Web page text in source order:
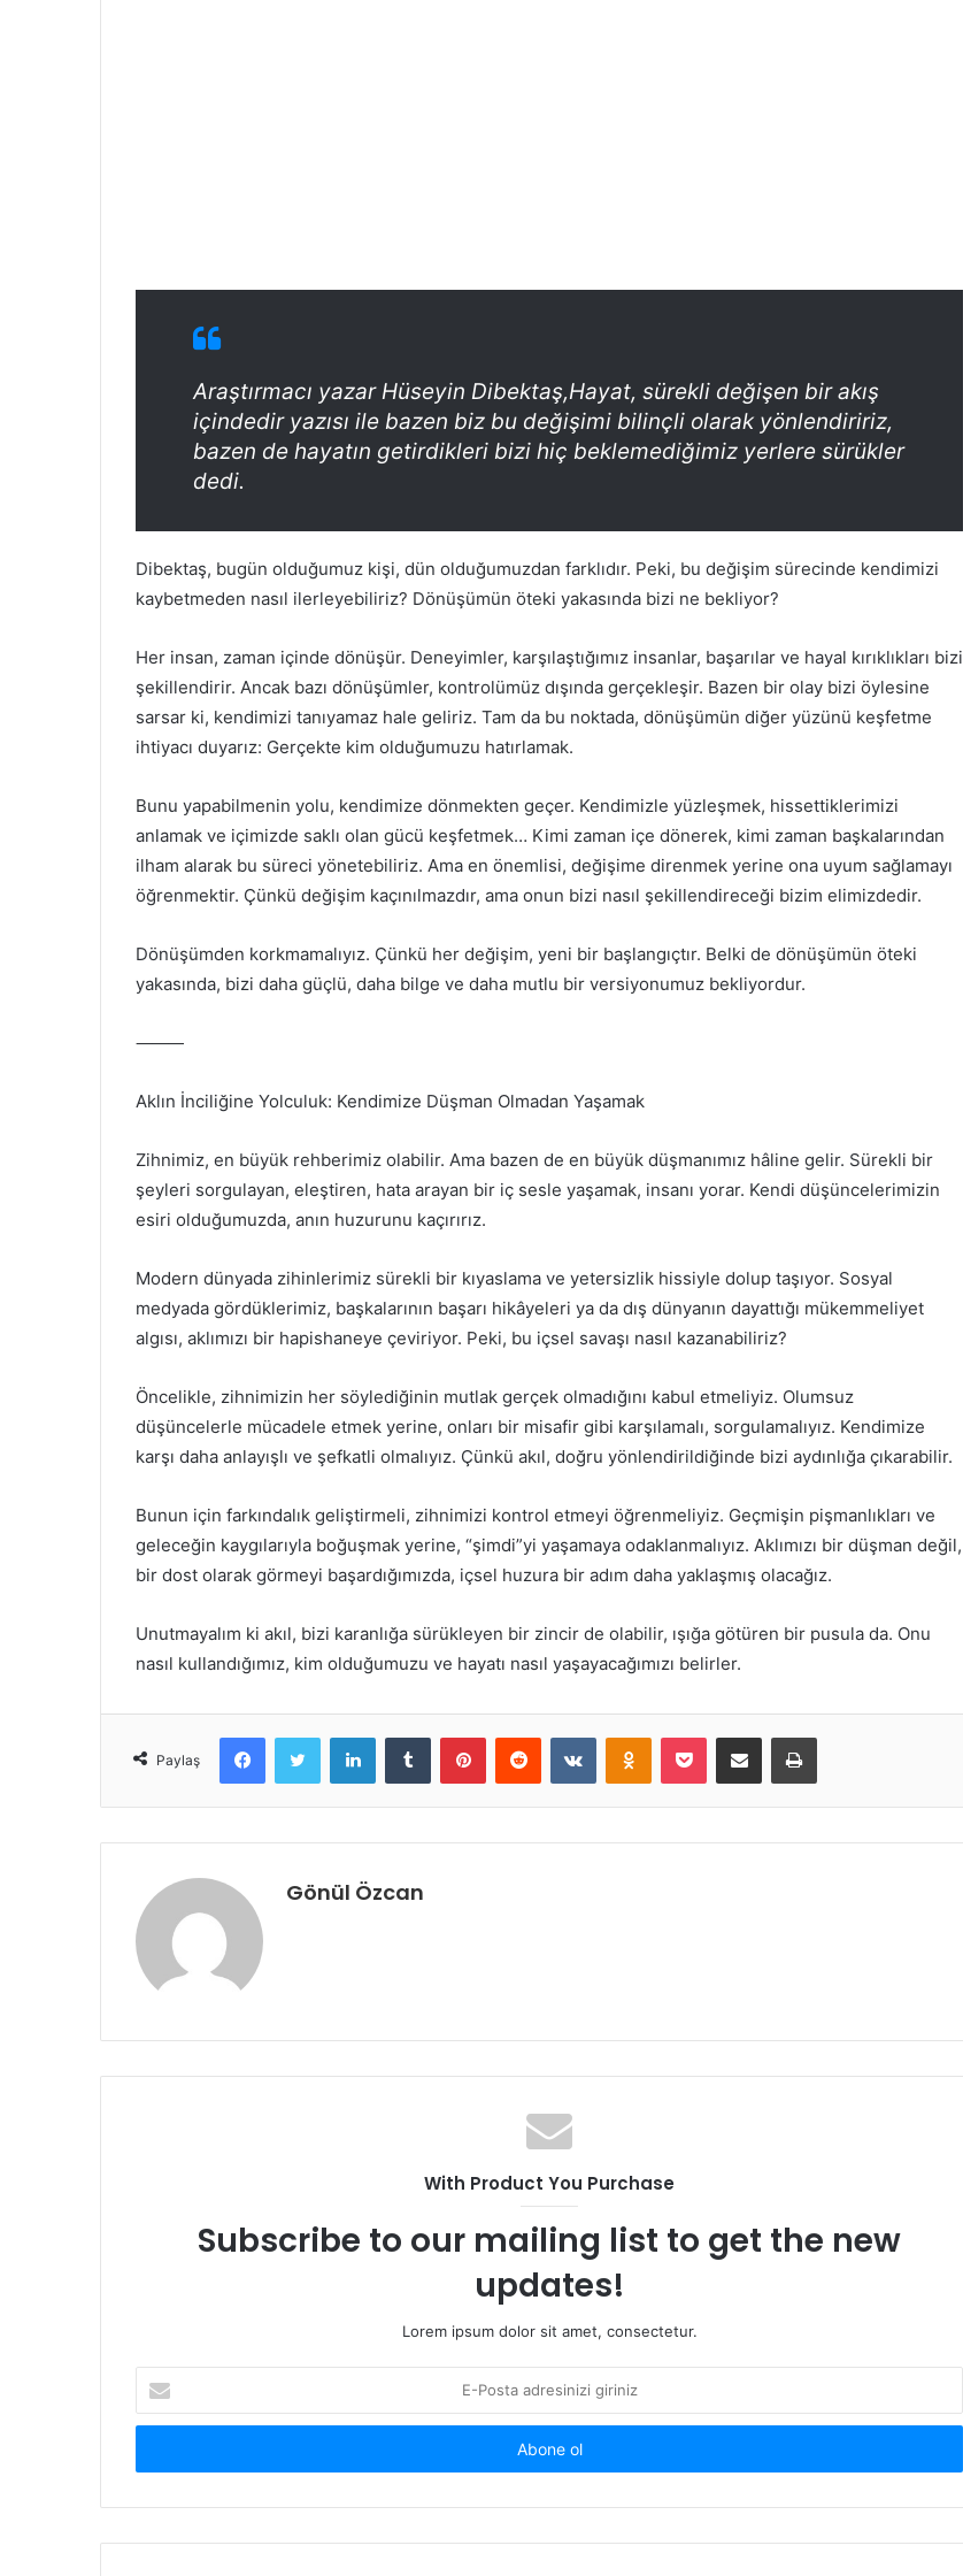
Araştırmacı yazar Hüseyin Dibektaş,Hayat, sürekli değişen bir akış
içindedir yazısı ile bazen biz bu değişimi bilinçli olarak yönlendiririz,
bazen de hayatın getirdikleri bizi hiç beklemediğimiz yerlere sürükler
dedi.
Dibektaş, bugün olduğumuz kişi, dün olduğumuzdan farklıdır. Peki, bu değişim sürecinde kendimizi
kaybetmeden nasıl ilerleyebiliriz? Dönüşümün öteki yakasında bizi ne bekliyor?
Her insan, zaman içinde dönüşür. Deneyimler, karşılaştığımız insanlar, başarılar ve hayal kırıklıkları bizi
şekillendirir. Ancak bazı dönüşümler, kontrolümüz dışında gerçekleşir. Bazen bir olay bizi öylesine
sarsar ki, kendimizi tanıyamaz hale geliriz. Tam da bu noktada, dönüşümün diğer yüzünü keşfetme
ihtiyacı duyarız: Gerçekte kim olduğumuzu hatırlamak.
Bunu yapabilmenin yolu, kendimize dönmekten geçer. Kendimizle yüzleşmek, hissettiklerimizi
anlamak ve içimizde saklı olan gücü keşfetmek… Kimi zaman içe dönerek, kimi zaman başkalarından
ilham alarak bu süreci yönetebiliriz. Ama en önemlisi, değişime direnmek yerine ona uyum sağlamayı
öğrenmektir. Çünkü değişim kaçınılmazdır, ama onun bizi nasıl şekillendireceği bizim elimizdedir.
Dönüşümden korkmamalıyız. Çünkü her değişim, yeni bir başlangıçtır. Belki de dönüşümün öteki
yakasında, bizi daha güçlü, daha bilge ve daha mutlu bir versiyonumuz bekliyordur.
⸻
Aklın İnciliğine Yolculuk: Kendimize Düşman Olmadan Yaşamak
Zihnimiz, en büyük rehberimiz olabilir. Ama bazen de en büyük düşmanımız hâline gelir. Sürekli bir
şeyleri sorgulayan, eleştiren, hata arayan bir iç sesle yaşamak, insanı yorar. Kendi düşüncelerimizin
esiri olduğumuzda, anın huzurunu kaçırırız.
Modern dünyada zihinlerimiz sürekli bir kıyaslama ve yetersizlik hissiyle dolup taşıyor. Sosyal
medyada gördüklerimiz, başkalarının başarı hikâyeleri ya da dış dünyanın dayattığı mükemmeliyet
algısı, aklımızı bir hapishaneye çeviriyor. Peki, bu içsel savaşı nasıl kazanabiliriz?
Öncelikle, zihnimizin her söylediğinin mutlak gerçek olmadığını kabul etmeliyiz. Olumsuz
düşüncelerle mücadele etmek yerine, onları bir misafir gibi karşılamalı, sorgulamalıyız. Kendimize
karşı daha anlayışlı ve şefkatli olmalıyız. Çünkü akıl, doğru yönlendirildiğinde bizi aydınlığa çıkarabilir.
Bunun için farkındalık geliştirmeli, zihnimizi kontrol etmeyi öğrenmeliyiz. Geçmişin pişmanlıkları ve
geleceğin kaygılarıyla boğuşmak yerine, “şimdi”yi yaşamaya odaklanmalıyız. Aklımızı bir düşman değil,
bir dost olarak görmeyi başardığımızda, içsel huzura bir adım daha yaklaşmış olacağız.
Unutmayalım ki akıl, bizi karanlığa sürükleyen bir zincir de olabilir, ışığa götüren bir pusula da. Onu
nasıl kullandığımız, kim olduğumuzu ve hayatı nasıl yaşayacağımızı belirler.
Paylaş
Gönül Özcan
With Product You Purchase
Subscribe to our mailing list to get the new
updates!
Lorem ipsum dolor sit amet, consectetur.
P
s
a